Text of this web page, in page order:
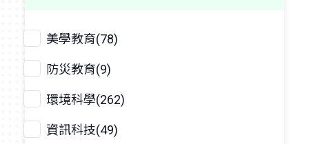
美學教育(78)
防災教育(9)
環境科學(262)
資訊科技(49)